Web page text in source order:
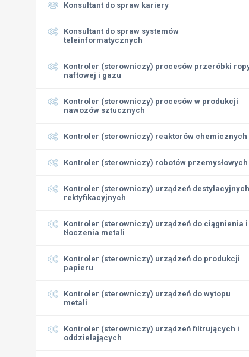
Konsultant do spraw kariery
Konsultant do spraw systemów
teleinformatycznych
Kontroler (sterowniczy) procesów przeróbki
naftowej i gazu
Kontroler (sterowniczy) procesów w produkcji
nawozów sztucznych
Kontroler (sterowniczy) reaktorów chemicznych
Kontroler (sterowniczy) robotów przemysłowych
Kontroler (sterowniczy) urządzeń
rektyfikacyjnych
Kontroler (sterowniczy) urządzeń do ciągnienia i
tłoczenia metali
Kontroler (sterowniczy) urządzeń do produkcji
papieru
Kontroler (sterowniczy) urządzeń do wytopu
metali
Kontroler (sterowniczy) urządzeń filtrujących i
oddzielających